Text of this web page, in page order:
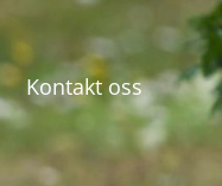
Kontakt oss